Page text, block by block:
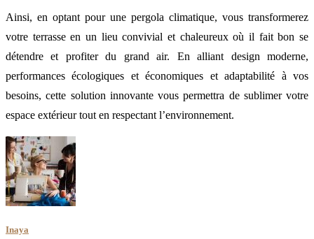
Ainsi, en optant pour une pergola climatique, vous transformerez
votre terrasse en un lieu convivial et chaleureux où il fait bon se
détendre et profiter du grand air. En alliant design moderne,
performances écologiques et économiques et adaptabilité à vos
besoins, cette solution innovante vous permettra de sublimer votre
espace extérieur tout en respectant l’environnement.
Inaya